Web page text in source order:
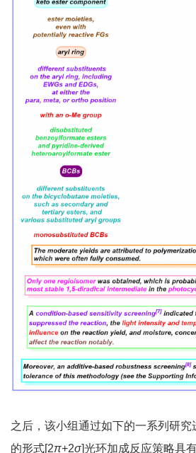
之后，该小组通过如下的一系列研
的形式[2π+2σ]光环加成反应策略具